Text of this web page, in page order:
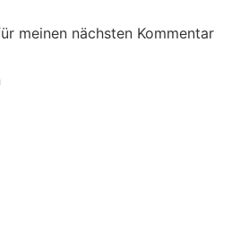
meinen nächsten Kommentar